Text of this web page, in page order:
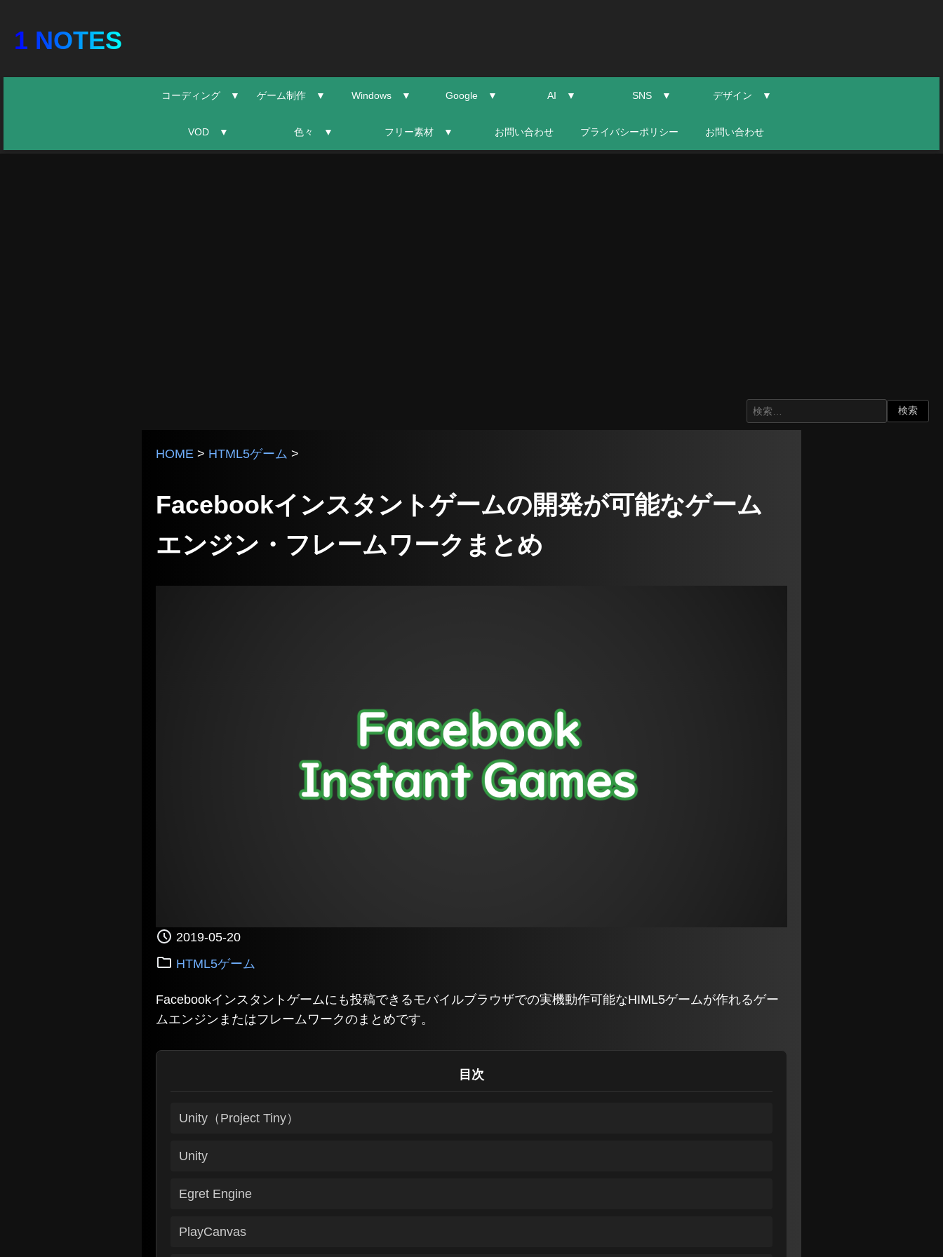
1 NOTES
コーディング ▼ ゲーム制作 ▼ Windows ▼ Google ▼ AI ▼ SNS ▼ デザイン ▼
VOD ▼ 色々 ▼ フリー素材 ▼ お問い合わせ プライバシーポリシー お問い合わせ
HOME > HTML5ゲーム >
Facebookインスタントゲームの開発が可能なゲーム
エンジン・フレームワークまとめ
2019-05-20
HTML5ゲーム
Facebookインスタントゲームにも投稿できるモバイルブラウザでの実機動作可能なHIML5ゲームが作れるゲー
ムエンジンまたはフレームワークのまとめです。
目次
Unity（Project Tiny）
Unity
Egret Engine
PlayCanvas